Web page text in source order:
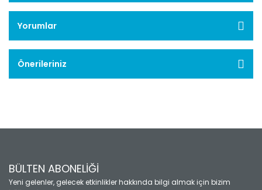
Yorumlar
Önerileriniz
BÜLTEN ABONELİĞİ
Yeni gelenler, gelecek etkinlikler hakkında bilgi almak için bizim